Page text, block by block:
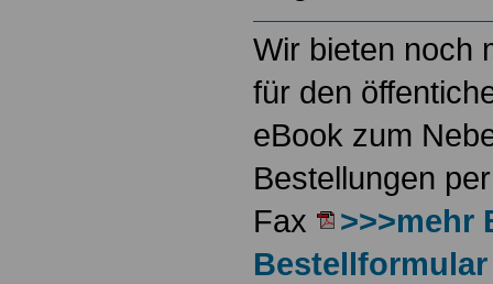
Wir bieten noch
für den
eBook zum
Bestellungen
Fax
>>>mehr
Bestellformular